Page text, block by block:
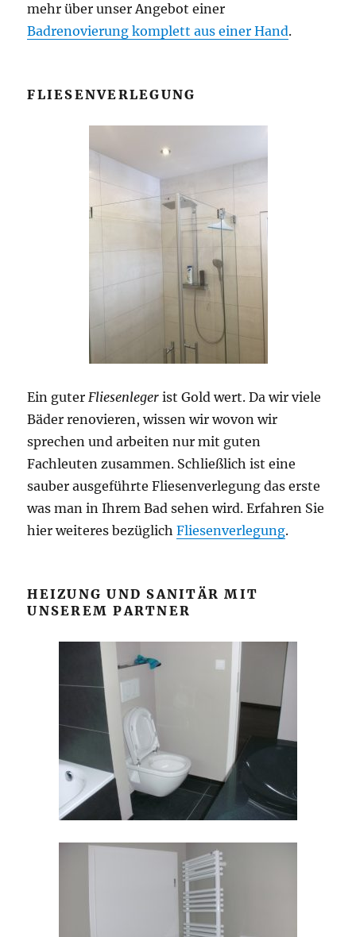
mehr über unser Angebot einer
Badrenovierung komplett aus einer Hand.
FLIESENVERLEGUNG
Ein guterFliesenleger ist Gold wert. Da wir viele
Bäder renovieren, wissen wir wovon wir
sprechen und arbeiten nur mit guten
Fachleuten zusammen. Schließlich ist eine
sauber ausgeführte Fliesenverlegung das erste
was man in Ihrem Bad sehen wird. Erfahren Sie
hier weiteres bezüglichFliesenverlegung.
HEIZUNG UND SANITÄR MIT
UNSEREM PARTNER